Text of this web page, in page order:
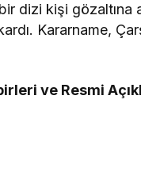
dizi kişi
Kararname,
ve Resmi